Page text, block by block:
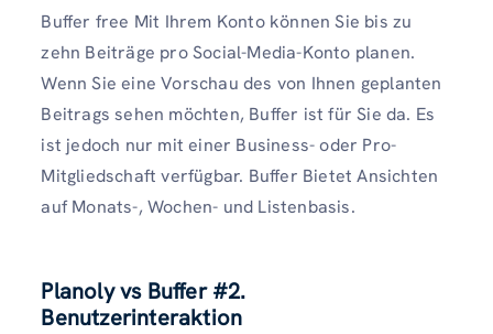
Buffer free Mit Ihrem Konto können Sie bis zu
zehn Beiträge pro Social-Media-Konto planen.
Wenn Sie eine Vorschau des von Ihnen geplanten
Beitrags sehen möchten, Buffer ist für Sie da. Es
ist jedoch nur mit einer Business- oder Pro-
Mitgliedschaft verfügbar. Buffer Bietet Ansichten
auf Monats-, Wochen- und Listenbasis.
Planoly vs Buffer #2.
Benutzerinteraktion